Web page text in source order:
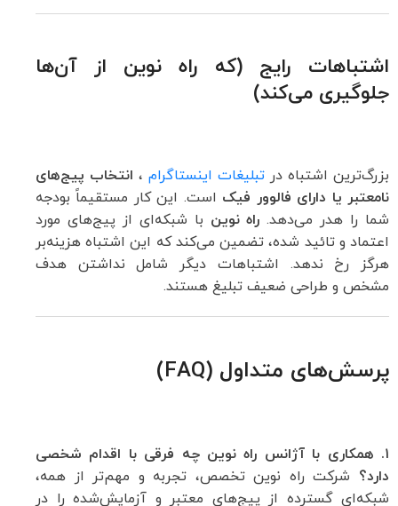
اشتباهات رایج (که راه نوین از آن‌ها
جلوگیری می‌کند)
بزرگ‌ترین اشتباه در تبلیغات اینستاگرام ، انتخاب پیج‌های
نامعتبر یا دارای فالوور فیک است. این کار مستقیماً بودجه
شما را هدر می‌دهد. راه نوین با شبکه‌ای از پیج‌های مورد
اعتماد و تائید شده، تضمین می‌کند که این اشتباه هزینه‌بر
هرگز رخ ندهد. اشتباهات دیگر شامل نداشتن هدف
مشخص و طراحی ضعیف تبلیغ هستند.
پرسش‌های متداول (FAQ)
۱. همکاری با آژانس راه نوین چه فرقی با اقدام شخصی
دارد؟ شرکت راه نوین تخصص، تجربه و مهم‌تر از همه،
شبکه‌ای گسترده از پیج‌های معتبر و آزمایش‌شده را در